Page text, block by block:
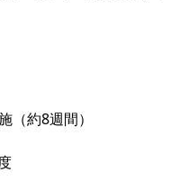
（約8週間）